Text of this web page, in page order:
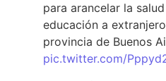
para arancelar la
educación a
provincia de Buenos
pic.twitter.com/